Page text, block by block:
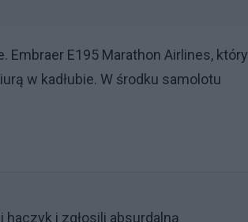
E195 Marathon Airlines, który
w kadłubie. W środku samolotu
haczyk i zgłosili absurdalną